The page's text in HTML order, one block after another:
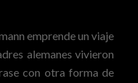
emprende un viaje
alemanes vivieron
con otra forma de